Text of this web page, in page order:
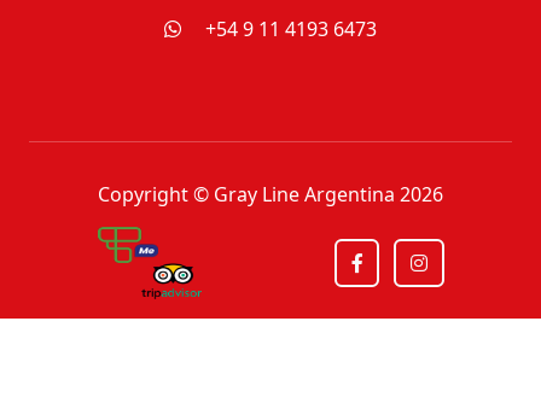
+54 9 11 4193 6473
Copyright © Gray Line Argentina 2026